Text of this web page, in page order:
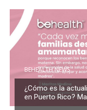
BEHEALTH NEWS
¿Cómo es la
en Puerto Rico?